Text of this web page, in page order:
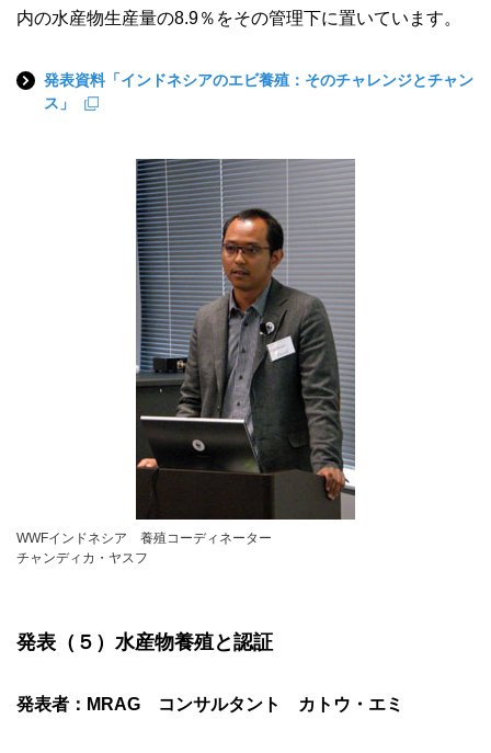
内の水産物生産量の8.9％をその管理下に置いています。
発表資料「インドネシアのエビ養殖：そのチャレンジとチャン
ス」
WWFインドネシア 養殖コーディネーター
チャンディカ・ヤスフ
発表（５）水産物養殖と認証
発表者：MRAG コンサルタント カトウ・エミ